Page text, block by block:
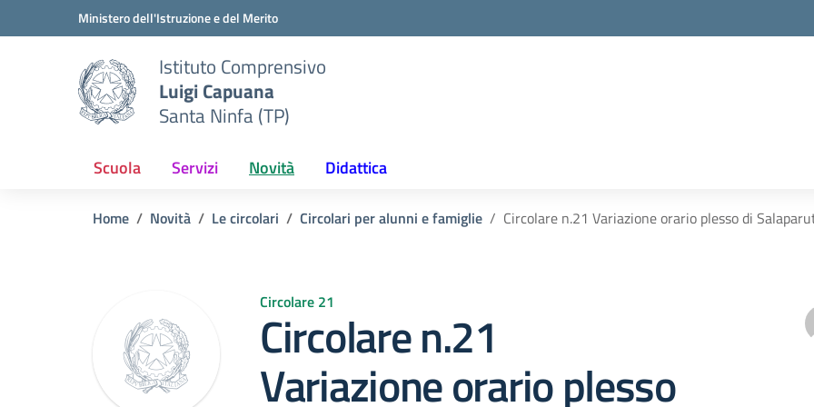
Vai ai contenuti
Vai al menu di navigazioneMinistero dell'Istruzione e del Merito
Istituto Comprensivo
Luigi Capuana
Santa Ninfa (TP)
Scuola Servizi Novità Didattica
Home Novità Le circolari Circolari per alunni e famiglie Circolare n.21 Variazione orario plesso di
Circolare 21
Circolare n.21
Variazione orario plesso